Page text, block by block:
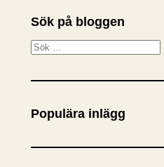
Sök på bloggen
S
k
Populära inlägg